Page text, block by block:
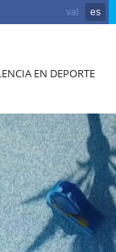
val es
EN DEPORTE